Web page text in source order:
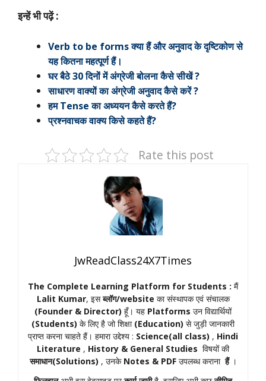
इन्हें भी पढ़ें :
Verb to be forms क्या हैं और अनुवाद के दृष्टिकोण से
यह कितना महत्पूर्ण हैं।
घर बैठे 30 दिनों में अंग्रेजी बोलना कैसे सीखें ?
साधारण वाक्यों का अंग्रेजी अनुवाद कैसे करें ?
हम Tense का अध्ययन कैसे करते हैं?
प्रश्नवाचक वाक्य किसे कहते हैं?
Rate this post
JwReadClass24X7Times
The Complete Learning Platform for Students : मैं
Lalit Kumar, इसब्लॉग/website का संस्थापक एवं संचालक
(Founder & Director) हूँ। यह Platforms उन विद्यार्थियों
(Students) के लिए है जो शिक्षा (Education) से जुड़ी जानकारी
प्राप्त करना चाहते हैं। हमारा उद्देश्य : Science(all class) , Hindi
Literature , History & General Studies विषयों की
समाधान(Solutions) , उनके Notes & PDFउपलब्ध करानाहैं ।